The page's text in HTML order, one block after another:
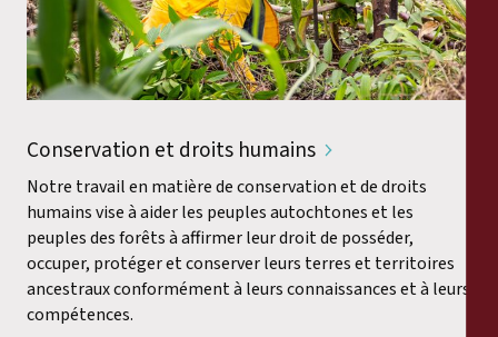
Conservation et droits humains
Notre travail en matière de conservation et de droits
humains vise à aider les peuples autochtones et les
peuples des forêts à affirmer leur droit de posséder,
occuper, protéger et conserver leurs terres et territoires
ancestraux conformément à leurs connaissances et à leurs
compétences.